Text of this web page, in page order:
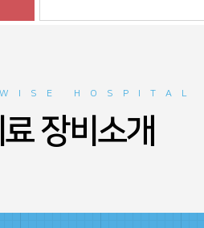
HOSPITAL
장비소개